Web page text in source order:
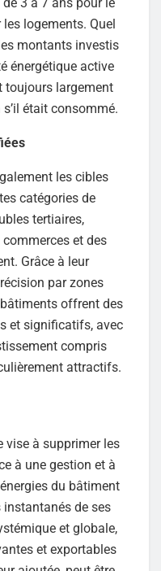
logements. Quel
montants investis
énergétique active
toujours largement
était consommé.
les cibles
catégories de
tertiaires,
et des
Grâce à leur
par zones
offrent des
et significatifs, avec
compris
attractifs.
vise à supprimer les
à une gestion et à
du bâtiment
de ses
et globale,
et exportables